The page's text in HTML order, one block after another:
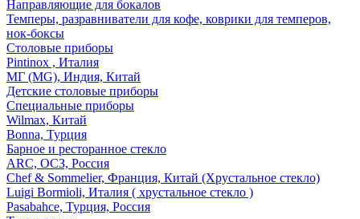
Направляющие для бокалов
Темперы, разравниватели для кофе, коврики для темперов,
нок-боксы
Столовые приборы
Pintinox , Италия
МГ (MG), Индия, Китай
Детские столовые приборы
Специальные приборы
Wilmax, Китай
Bonna, Турция
Барное и ресторанное стекло
ARC, ОСЗ, Россия
Chef & Sommelier, Франция, Китай (Хрустальное стекло)
Luigi Bormioli, Италия ( хрустальное стекло )
Pasabahce, Турция, Россия